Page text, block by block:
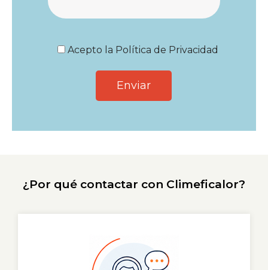
Acepto la Política de Privacidad
¿Por qué contactar con Climeficalor?